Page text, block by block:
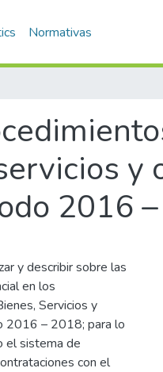
Normativas
y
2016
y describir sobre las
en los
Servicios y
2016 – 2018; para lo
el sistema de
con el